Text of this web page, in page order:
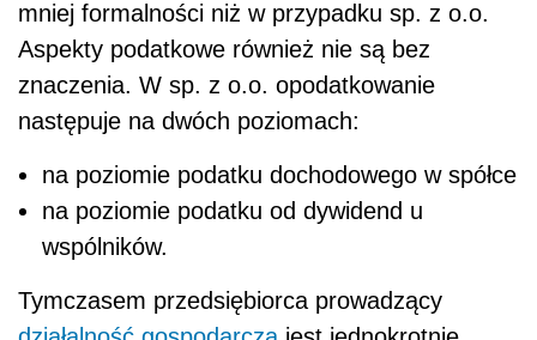
mniej formalności niż w przypadku sp. z o.o.
Aspekty podatkowe również nie są bez
znaczenia. W sp. z o.o. opodatkowanie
następuje na dwóch poziomach:
na poziomie podatku dochodowego w spółce
na poziomie podatku od dywidend u
wspólników.
Tymczasem przedsiębiorca prowadzący